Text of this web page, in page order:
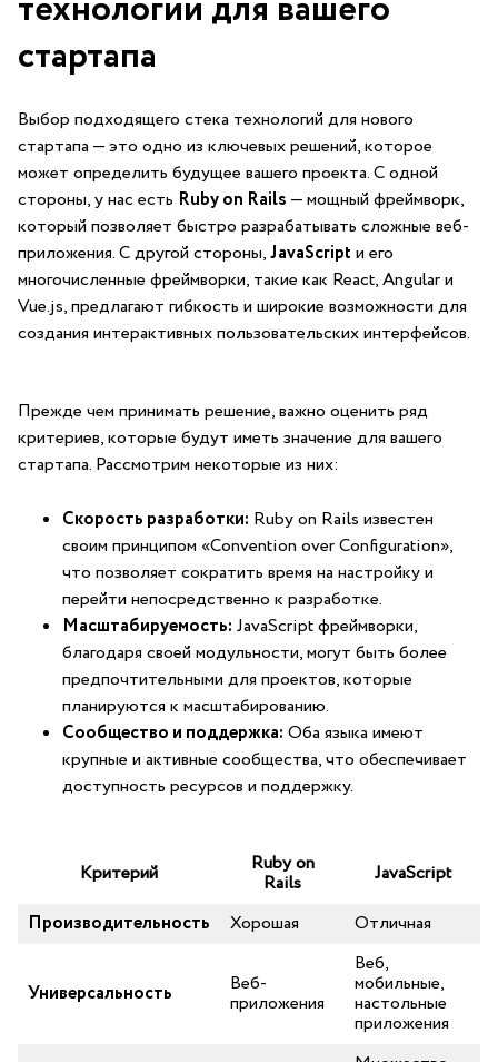
стартапа
Выбор подходящего стека ‌технологий для нового
стартапа — это одно из ключевых решений, которое
может определить будущее⁢ вашего ‍проекта. С одной
стороны, ‌у⁢ нас есть Ruby on Rails —​ мощный фреймворк,
который⁢ позволяет⁤ быстро разрабатывать сложные веб-
приложения. С ⁣другой стороны,JavaScript и его
многочисленные фреймворки, такие ⁤как React, Angular и⁤
Vue.js, предлагают гибкость ⁢и⁣ широкие возможности для
создания интерактивных пользовательских​ интерфейсов.
Прежде чем принимать решение, важно оценить ряд
критериев, которые будут иметь значение для вашего
стартапа. ⁤Рассмотрим некоторые из ‍них:
Скорость разработки: Ruby‌ on Rails известен
⁣своим принципом «Convention over Configuration»,
что позволяет сократить время на настройку⁤ и ​
перейти непосредственно ‍к разработке.
Масштабируемость: JavaScript фреймворки,
‍благодаря своей модульности, могут быть ‌более
предпочтительными⁤ для ​проектов, которые
⁣планируются‌ к масштабированию.
Сообщество и ⁤поддержка: Оба языка ‍имеют
крупные и активные сообщества, ⁣что обеспечивает
доступность ресурсов ​и поддержку.
Критерий Ruby on
Rails
JavaScript
Производительность
Хорошая Отличная
Универсальность Веб-
приложения
Веб,
мобильные, ​
настольные
приложения